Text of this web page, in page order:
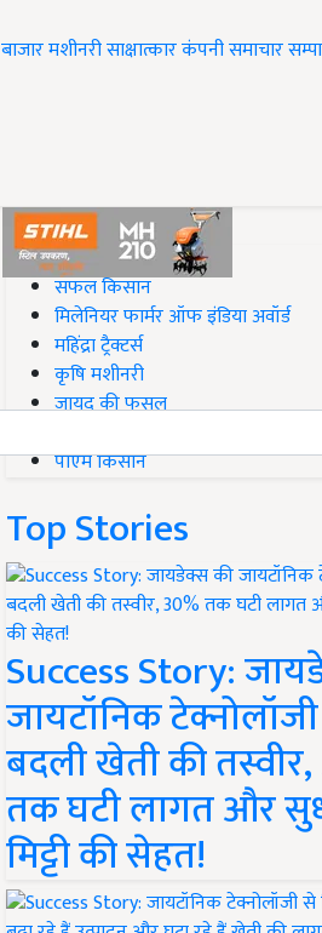
बाजारमशीनरीसाक्षात्कारकंपनी समाचार
#Top on Krishi Jagran
सफल किसान
मिलेनियर फार्मर ऑफ इंडिया अवॉर्ड
महिंद्रा ट्रैक्टर्स
कृषि मशीनरी
जायद की फसल
पीएम किसान
Top Stories
Success Story:
जायटॉनिक
बदली खेती की
तक घटी लागत और
मिट्टी की सेहत!